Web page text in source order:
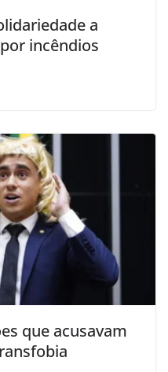
a
incêndios
que acusavam